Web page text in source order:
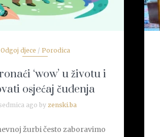
Odgoj djece / Porodica
‘wow’ u životu i
osjećaj čuđenja
ago byzenski.ba
žurbi često zaboravimo